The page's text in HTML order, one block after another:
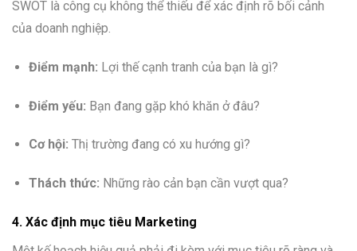
SWOT là công cụ không thể thiếu để xác định rõ bối cảnh
của doanh nghiệp.
Điểm mạnh: Lợi thế cạnh tranh của bạn là gì?
Điểm yếu: Bạn đang gặp khó khăn ở đâu?
Cơ hội: Thị trường đang có xu hướng gì?
Thách thức: Những rào cản bạn cần vượt qua?
4. Xác định mục tiêu Marketing